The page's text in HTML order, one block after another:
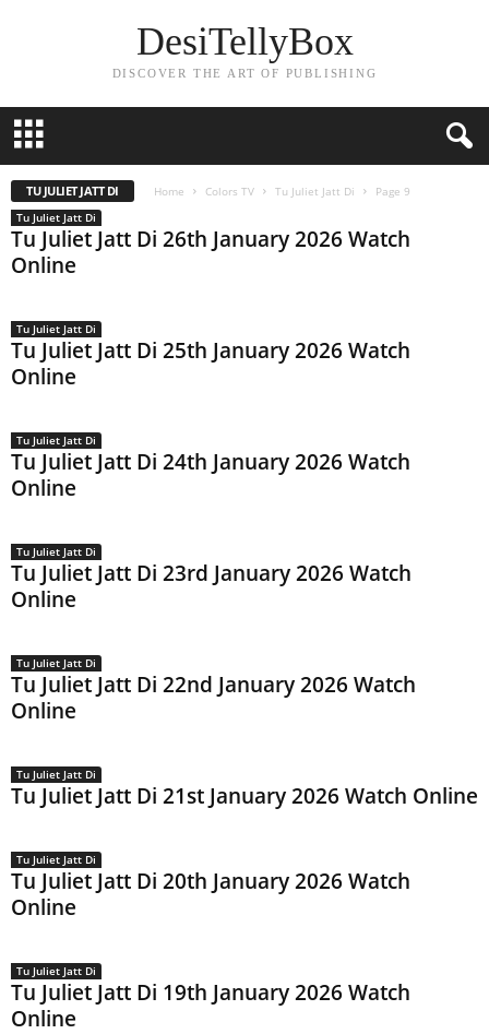
DesiTellyBox
DISCOVER THE ART OF PUBLISHING
TU JULIET JATT DI Home Colors TV Tu Juliet Jatt Di
Page 9
Tu Juliet Jatt Di
Tu Juliet Jatt Di 26th January 2026 Watch
Online
Tu Juliet Jatt Di
Tu Juliet Jatt Di 25th January 2026 Watch
Online
Tu Juliet Jatt Di
Tu Juliet Jatt Di 24th January 2026 Watch
Online
Tu Juliet Jatt Di
Tu Juliet Jatt Di 23rd January 2026 Watch
Online
Tu Juliet Jatt Di
Tu Juliet Jatt Di 22nd January 2026 Watch
Online
Tu Juliet Jatt Di
Tu Juliet Jatt Di 21st January 2026 Watch Online
Tu Juliet Jatt Di
Tu Juliet Jatt Di 20th January 2026 Watch
Online
Tu Juliet Jatt Di
Tu Juliet Jatt Di 19th January 2026 Watch
Online